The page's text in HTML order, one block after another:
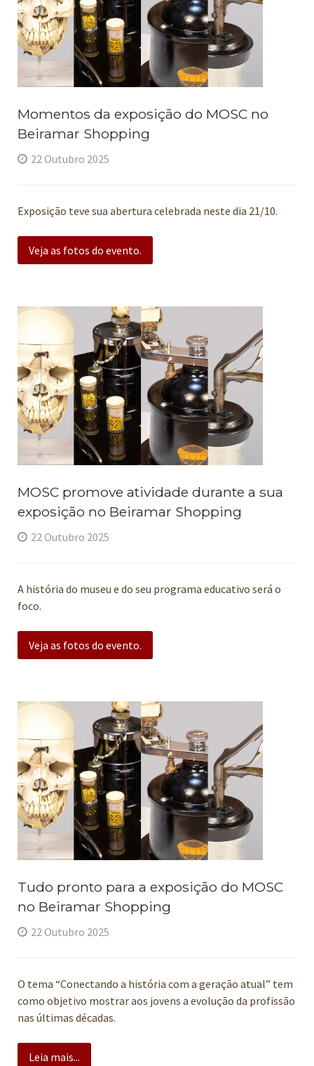
Momentos da exposição do MOSC no
Beiramar Shopping
22 Outubro 2025
Exposição teve sua abertura celebrada neste dia 21/10.
Veja as fotos do evento.
MOSC promove atividade durante a sua
exposição no Beiramar Shopping
22 Outubro 2025
A história do museu e do seu programa educativo será o
foco.
Veja as fotos do evento.
Tudo pronto para a exposição do MOSC
no Beiramar Shopping
22 Outubro 2025
O tema “Conectando a história com a geração atual” tem
como objetivo mostrar aos jovens a evolução da profissão
nas últimas décadas.
Leia mais...